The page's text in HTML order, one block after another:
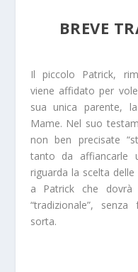
BREVE
Il piccolo Patrick,
viene affidato per
sua unica parente,
Mame. Nel suo
non ben precisate
tanto da affiancarle
riguarda la scelta
a Patrick che dovrà
“tradizionale”,
sorta.